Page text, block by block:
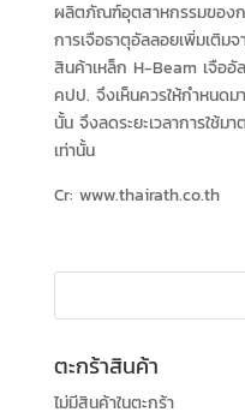
ผลิตภัณฑ์อุตสาหกรรมของ
การเจือธาตุอัลลอยเพิ่มเติม
สินค้าเหล็ก H-Beam เจืออั
คปป. จึงเห็นควรให้กำหนด
นั้น จึงลดระยะเวลาการใช้ม
เท่านั้น
Cr: www.thairath.co.th
ตะกร้าสินค้า
ไม่มีสินค้าในตะกร้า